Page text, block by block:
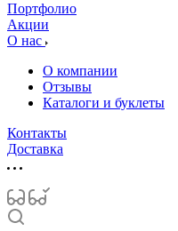
Портфолио
Акции
О нас
О компании
Отзывы
Каталоги и буклеты
Контакты
Доставка